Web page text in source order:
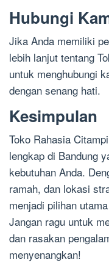
Hubungi
Jika Anda memiliki
lebih lanjut tentang
untuk menghubungi
dengan senang hati.
Kesimpulan
Toko Rahasia
lengkap di Bandung
kebutuhan Anda.
ramah, dan lokasi
menjadi pilihan
Jangan ragu untuk
dan rasakan
menyenangkan!